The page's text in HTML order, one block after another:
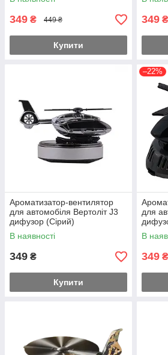
349 ₴ 449 ₴
Купити
349 ₴
Ароматизатор-вентилятор
для автомобіля Вертоліт J3
дифузор (Сірий)
В наявності
349 ₴
Купити
–22%
для
В
349 ₴